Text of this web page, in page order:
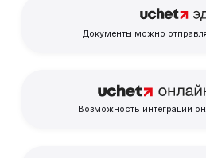
Документы можно
Возможность интеграции